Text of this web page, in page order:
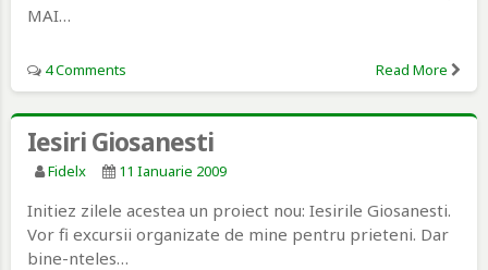
MAI…
4 Comments Read More
Iesiri Giosanesti
Fidelx 11 Ianuarie 2009
Initiez zilele acestea un proiect nou: Iesirile Giosanesti.
Vor fi excursii organizate de mine pentru prieteni. Dar
bine-nteles…